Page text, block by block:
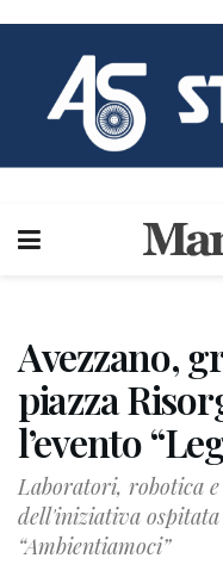
Avezzano,
piazza
l’evento
Laboratori, robotica
dell'iniziativa
“Ambientiamoci”